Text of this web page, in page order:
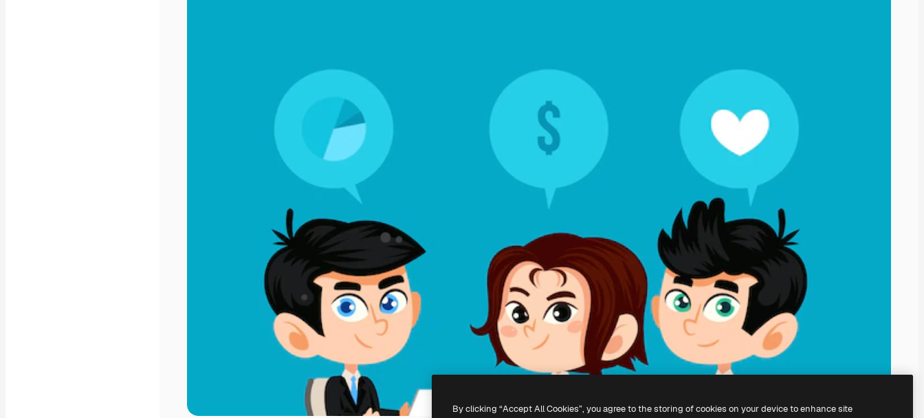
By clicking “Accept All Cookies”, you agree to the storing of cookies on your device to enhance site